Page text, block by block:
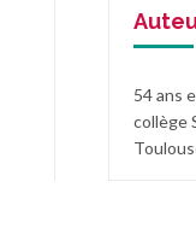
54 ans
collège